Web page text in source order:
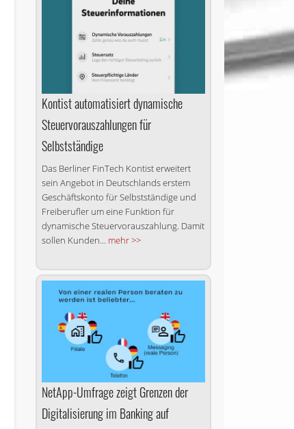
Kontist automatisiert dy­na­mi­sche
Steuervorauszahlungen für
Selbstständige
Das Berliner FinTech Kontist er­wei­tert
sein Angebot in Deutschlands erstem
Geschäftskonto für Selbstständige und
Freiberufler um eine Funktion für
dynamische Steuervorauszahlung. Damit
sollen Kunden... mehr >>
NetApp-Umfrage zeigt Grenzen der
Digitalisierung im Banking auf